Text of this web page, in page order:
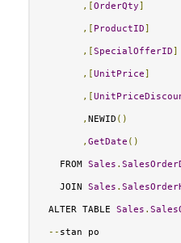
,[OrderQty]
,[ ProductID]
,[SpecialOfferID]
,[UnitPrice]
,[
, NEWID ()
, GetDate ()
FROM Sales .
JOIN Sales .
ALTER TABLE Sales .
-- stan po